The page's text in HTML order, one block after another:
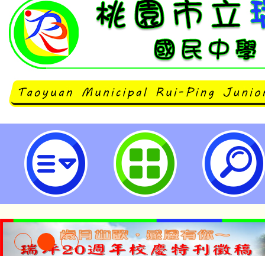
校長及教師專業發展中心辦理「專
實施計畫」-桃園市立瑞坪國民中學